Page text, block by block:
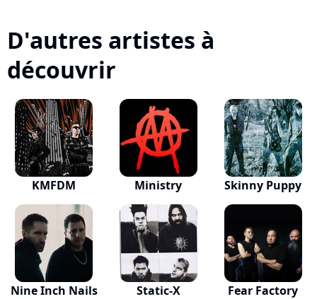
D'autres artistes à
découvrir
KMFDM Ministry Skinny Puppy
Nine Inch Nails Static-X Fear Factory